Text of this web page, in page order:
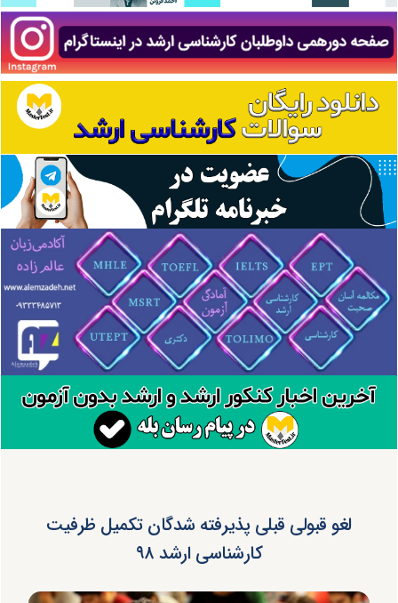
لغو قبولی قبلی پذیرفته شدگان تکمیل ظرفیت
کارشناسی ارشد ۹۸